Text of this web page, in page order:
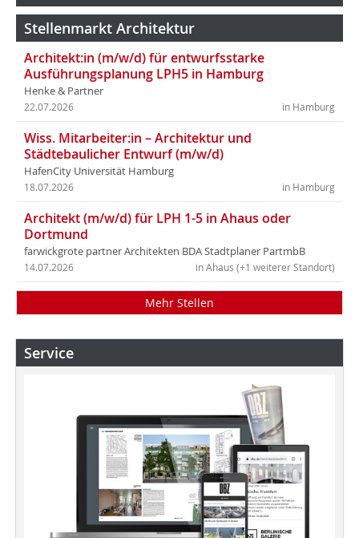
Stellenmarkt Architektur
Architekt:in (m/w/d) für entwurfsstarke
Ausführungsplanung LPH5 in Hamburg
Henke & Partner
in Hamburg
22.07.2026
Wiss. Mitarbeiter:in – Architektur und
Städtebaulicher Entwurf (m/w/d)
HafenCity Universität Hamburg
in Hamburg
18.07.2026
Architekt (m/w/d) für LPH 1-5 in Ahaus oder
Dortmund
farwickgrote partner Architekten BDA Stadtplaner PartmbB
in Ahaus (+1 weiterer Standort)
14.07.2026
Mehr Stellen
Service